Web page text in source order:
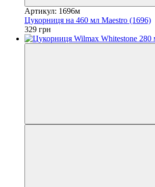
Артикул: 1696м
Цукорниця на 460 мл Maestro (1696)
329 грн